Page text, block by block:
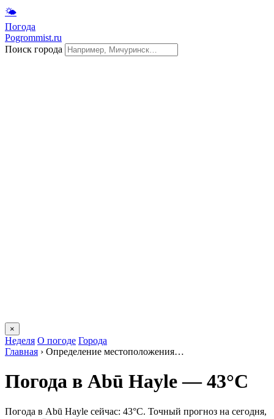
🌤
Погода
Pogrommist.ru
Поиск города
×
Неделя О погоде Города
Главная › Определение местоположения…
Погода в Abū Haylе — 43°C
Погода в Abū Haylе сейчас: 43°C. Точный прогноз на сегодня,